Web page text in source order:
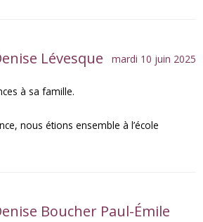
Lévesque mardi 10 juin 2025
à sa famille.
nous étions ensemble à l’école
Boucher Paul-Émile